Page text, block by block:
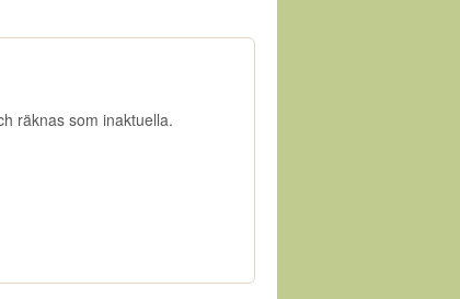
räknas som inaktuella.